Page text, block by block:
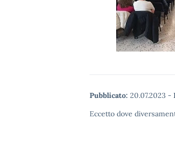
Pubblicato: 20.07.2023 -
Eccetto dove